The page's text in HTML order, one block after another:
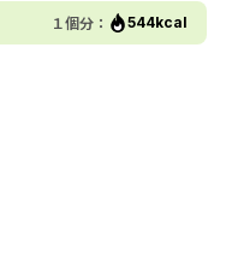
１個分： 544kcal